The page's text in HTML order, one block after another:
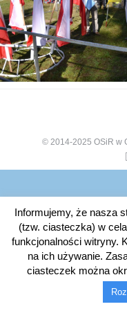
© 2014-2025 OSiR w
Informujemy, że nasza
(tzw. ciasteczka) w
funkcjonalności witryny.
na ich używanie.
ciasteczek można